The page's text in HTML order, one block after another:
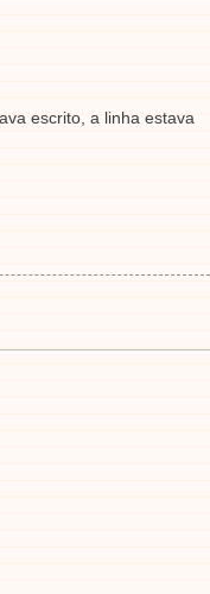
escrito, a linha estava